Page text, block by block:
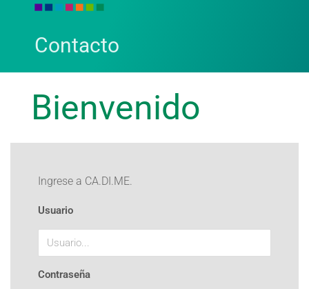
Contacto
Bienvenido
Ingrese a CA.DI.ME.
Usuario
Contraseña